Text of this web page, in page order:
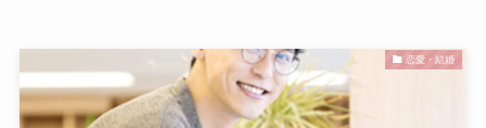
恋愛・結婚